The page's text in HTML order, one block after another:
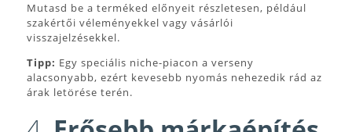
Mutasd be a terméked előnyeit részletesen, például
szakértői véleményekkel vagy vásárlói
visszajelzésekkel.
Tipp: Egy speciális niche-piacon a verseny
alacsonyabb, ezért kevesebb nyomás nehezedik rád az
árak letörése terén.